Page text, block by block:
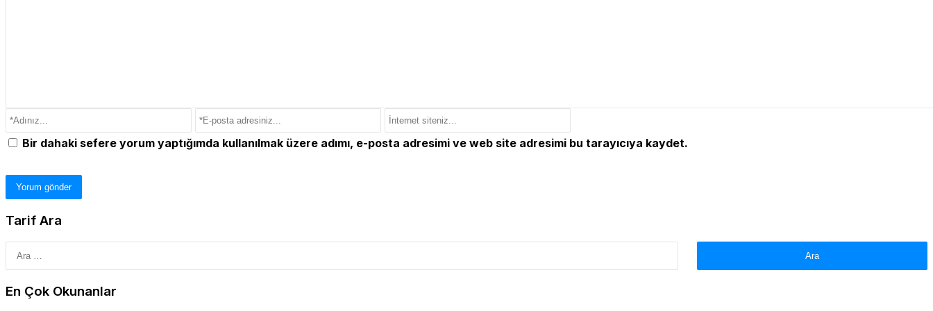
Bir dahaki sefere yorum yaptığımda kullanılmak üzere adımı, e-posta adresimi ve web site adresimi bu tarayıcıya kaydet.
Tarif Ara
Arama:
En Çok Okunanlar